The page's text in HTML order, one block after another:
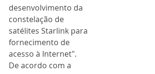
desenvolvimento da
constelação de
satélites Starlink para
fornecimento de
acesso à Internet".
De acordo com a